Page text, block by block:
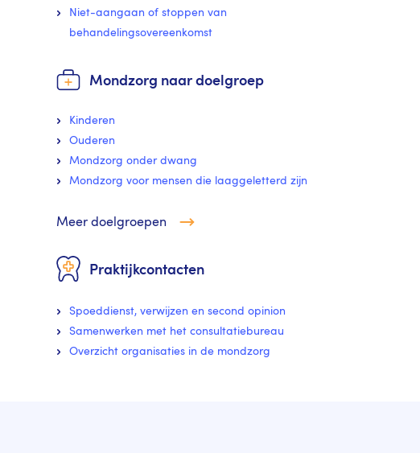
Niet-aangaan of stoppen van
behandelingsovereenkomst
Mondzorg naar doelgroep
Kinderen
Ouderen
Mondzorg onder dwang
Mondzorg voor mensen die laaggeletterd zijn
Meer doelgroepen
Praktijkcontacten
Spoeddienst, verwijzen en second opinion
Samenwerken met het consultatiebureau
Overzicht organisaties in de mondzorg